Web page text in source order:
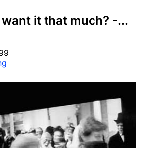
it that much? -...